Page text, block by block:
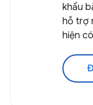
khẩu
hỗ trợ
hiện